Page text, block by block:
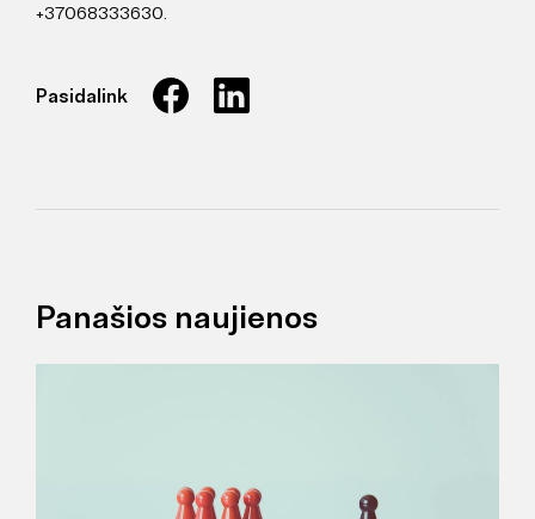
+37068333630.
Pasidalink
Panašios naujienos